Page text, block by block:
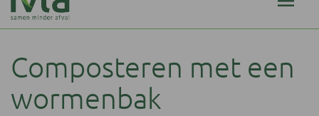
Composteren met een
wormenbak